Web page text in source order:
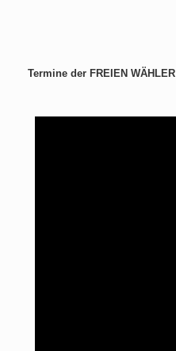
Termine der FREIEN WÄHLER